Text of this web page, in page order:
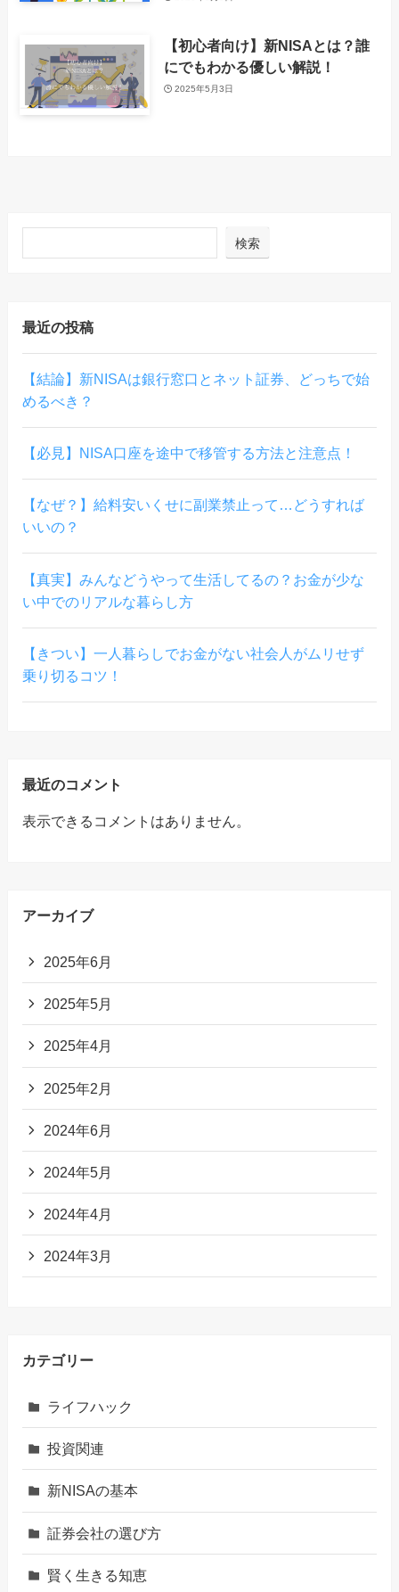
【初心者向け】新NISAとは？誰
にでもわかる優しい解説！
2025年5月3日
検索
最近の投稿
【結論】新NISAは銀行窓口とネット証券、どっちで始
めるべき？
【必見】NISA口座を途中で移管する方法と注意点！
【なぜ？】給料安いくせに副業禁止って…どうすれば
いいの？
【真実】みんなどうやって生活してるの？お金が少な
い中でのリアルな暮らし方
【きつい】一人暮らしでお金がない社会人がムリせず
乗り切るコツ！
最近のコメント
表示できるコメントはありません。
アーカイブ
2025年6月
2025年5月
2025年4月
2025年2月
2024年6月
2024年5月
2024年4月
2024年3月
カテゴリー
ライフハック
投資関連
新NISAの基本
証券会社の選び方
賢く生きる知恵